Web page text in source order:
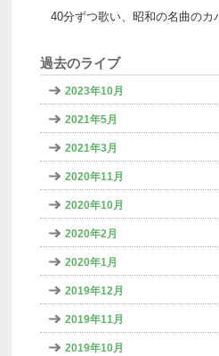
40分ずつ歌い、昭和の名曲のカ
過去のライブ
2023年10月
2021年5月
2021年3月
2020年11月
2020年10月
2020年2月
2020年1月
2019年12月
2019年11月
2019年10月